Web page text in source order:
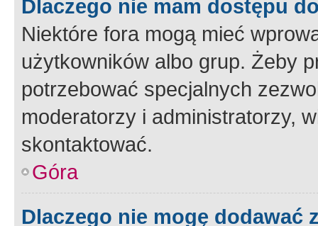
Dlaczego nie mam dostępu
Niektóre fora mogą mieć
użytkowników albo grup. Żeby
potrzebować specjalnych
moderatorzy i administratorzy,
skontaktować.
Góra
Dlaczego nie mogę dodawać